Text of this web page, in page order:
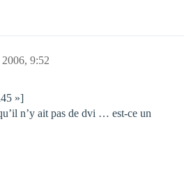
9:52
»]
n’y ait pas de dvi … est-ce un